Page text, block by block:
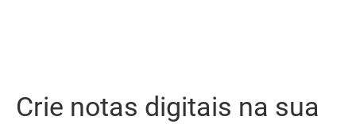
Crie notas digitais na sua